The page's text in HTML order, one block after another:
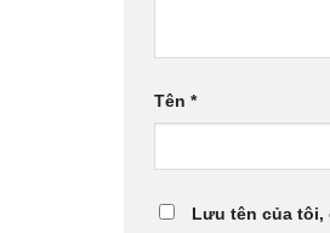
Tên *
Lưu tên của tôi,